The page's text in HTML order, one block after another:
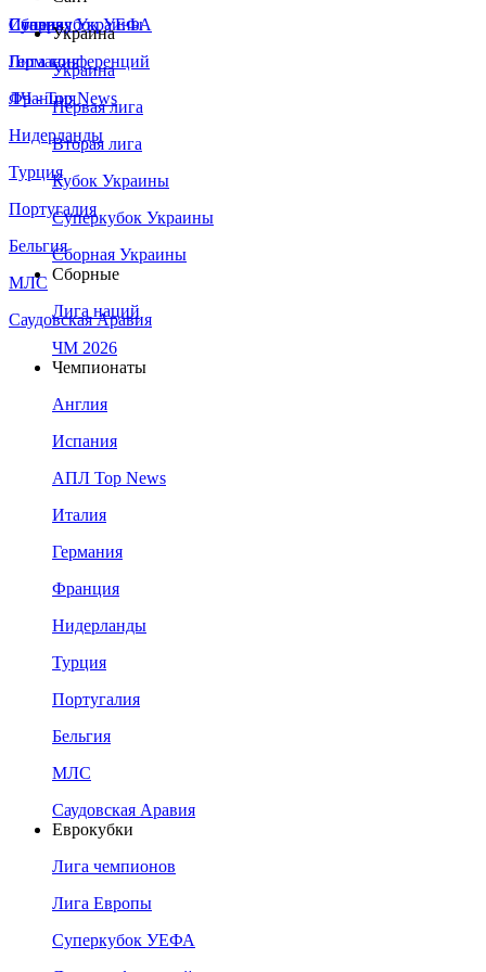
Сборная Украины
Италия
Германия
Франция
Нидерланды
Турция
Португалия
Бельгия
МЛС
Саудовская Аравия
Суперкубок УЕФА
Лига конференций
ЛЧ - Top News
Украина
Украина
Первая лига
Вторая лига
Кубок Украины
Суперкубок Украины
Сборная Украины
Сборные
Лига наций
ЧМ 2026
Чемпионаты
Англия
Испания
АПЛ Top News
Италия
Германия
Франция
Нидерланды
Турция
Португалия
Бельгия
МЛС
Саудовская Аравия
Еврокубки
Лига чемпионов
Лига Европы
Суперкубок УЕФА